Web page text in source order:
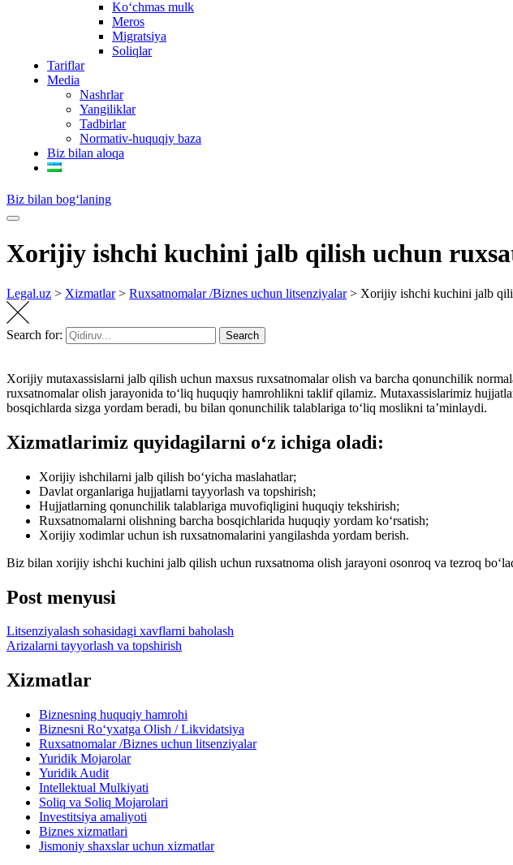
Ko‘chmas mulk
Meros
Migratsiya
Soliqlar
Tariflar
Media
Nashrlar
Yangiliklar
Tadbirlar
Normativ-huquqiy baza
Biz bilan aloqa
Biz bilan bog‘laning
Xorijiy ishchi kuchini jalb qilish uchun
Legal.uz > Xizmatlar> Ruxsatnomalar /Biznes uchun litsenziyalar> Xorijiy ishchi kuchini jalb
Search for: Search
Xorijiy mutaxassislarni jalb qilish uchun maxsus ruxsatnomalar olish va barcha qonunchilik
ruxsatnomalar olish jarayonida toʻliq huquqiy hamrohlikni taklif qilamiz. Mutaxassislarimiz
bosqichlarda sizga yordam beradi, bu bilan qonunchilik talablariga toʻliq moslikni taʼminlaydi.
Xizmatlarimiz quyidagilarni oʻz ichiga oladi:
Xorijiy ishchilarni jalb qilish boʻyicha maslahatlar;
Davlat organlariga hujjatlarni tayyorlash va topshirish;
Hujjatlarning qonunchilik talablariga muvofiqligini huquqiy tekshirish;
Ruxsatnomalarni olishning barcha bosqichlarida huquqiy yordam koʻrsatish;
Xorijiy xodimlar uchun ish ruxsatnomalarini yangilashda yordam berish.
Biz bilan xorijiy ishchi kuchini jalb qilish uchun ruxsatnoma olish jarayoni osonroq va tezroq
Post menyusi
Litsenziyalash sohasidagi xavflarni baholash
Arizalarni tayyorlash va topshirish
Xizmatlar
Biznesning huquqiy hamrohi
Biznesni Ro‘yxatga Olish / Likvidatsiya
Ruxsatnomalar /Biznes uchun litsenziyalar
Yuridik Mojarolar
Yuridik Audit
Intellektual Mulkiyati
Soliq va Soliq Mojarolari
Investitsiya amaliyoti
Biznes xizmatlari
Jismoniy shaxslar uchun xizmatlar